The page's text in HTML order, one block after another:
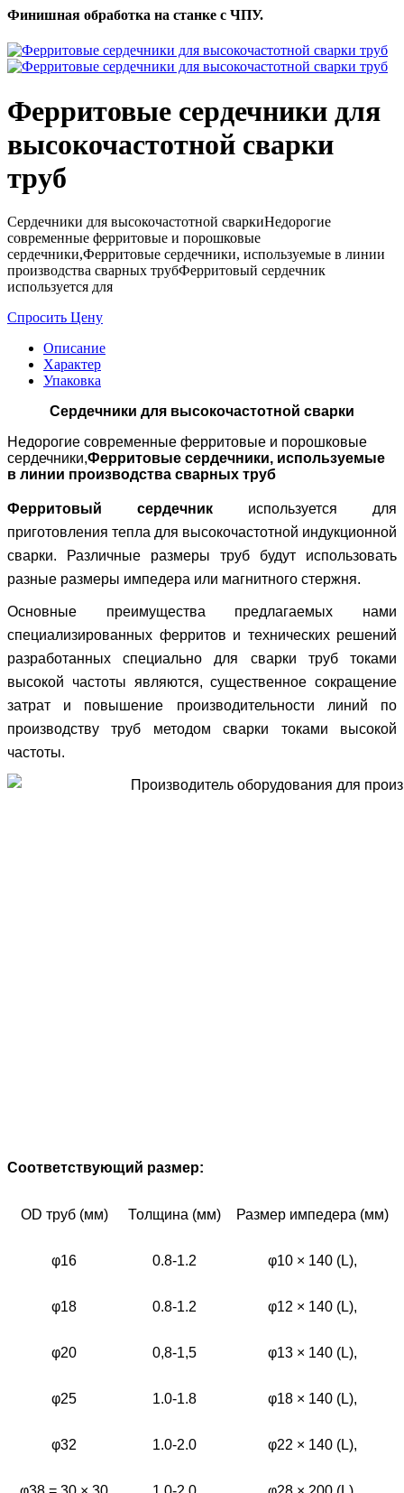
Финишная обработка на станке с ЧПУ.
Ферритовые сердечники для
высокочастотной сварки
труб
Сердечники для высокочастотной сваркиНедорогие
современные ферритовые и порошковые
сердечники,Ферритовые сердечники, используемые в линии
производства сварных трубФерритовый сердечник
используется для
Спросить Цену
Описание
Характер
Упаковка
Сердечники для высокочастотной сварки
Недорогие современные ферритовые и порошковые
сердечники,Ферритовые сердечники, используемые
в линии производства сварных труб
Ферритовый сердечник используется для
приготовления тепла для высокочастотной индукционной
сварки.
Различные размеры труб будут использовать
разные размеры импедера или магнитного стержня.
Основные преимущества предлагаемых нами
специализированных ферритов и технических решений
разработанных специально для сварки труб токами
высокой частоты являются, существенное сокращение
затрат и повышение производительности линий по
производству труб методом сварки токами высокой
частоты.
Соответствующий размер:
OD труб (мм) Толщина (мм) Размер импедера (мм)
φ16 0.8-1.2 φ10 × 140 (L),
φ18 0.8-1.2 φ12 × 140 (L),
φ20 0,8-1,5 φ13 × 140 (L),
φ25 1.0-1.8 φ18 × 140 (L),
φ32 1.0-2.0 φ22 × 140 (L),